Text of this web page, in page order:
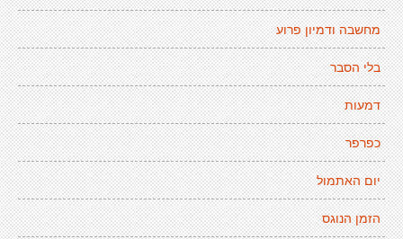
מחשבה ודמיון פרוע
בלי הסבר
דמעות
כפרפר
יום האתמול
הזמן הנוגס